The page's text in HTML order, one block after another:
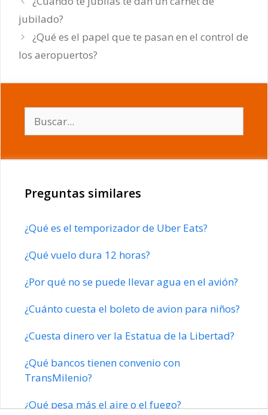
jubilado?
¿Qué es el papel que te pasan en el control de
los aeropuertos?
Preguntas similares
¿Qué es el temporizador de Uber Eats?
¿Qué vuelo dura 12 horas?
¿Por qué no se puede llevar agua en el avión?
¿Cuánto cuesta el boleto de avion para niños?
¿Cuesta dinero ver la Estatua de la Libertad?
¿Qué bancos tienen convenio con
TransMilenio?
¿Qué pesa más el aire o el fuego?